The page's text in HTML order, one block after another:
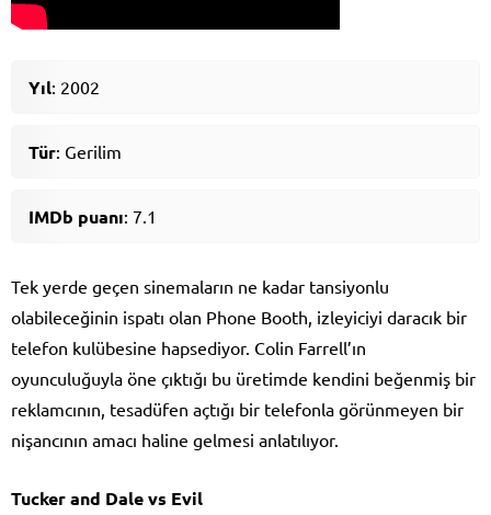
Yıl: 2002
Tür: Gerilim
IMDb puanı: 7.1
Tek yerde geçen sinemaların ne kadar tansiyonlu
olabileceğinin ispatı olan Phone Booth, izleyiciyi daracık bir
telefon kulübesine hapsediyor. Colin Farrell’ın
oyunculuğuyla öne çıktığı bu üretimde kendini beğenmiş bir
reklamcının, tesadüfen açtığı bir telefonla görünmeyen bir
nişancının amacı haline gelmesi anlatılıyor.
Tucker and Dale vs Evil